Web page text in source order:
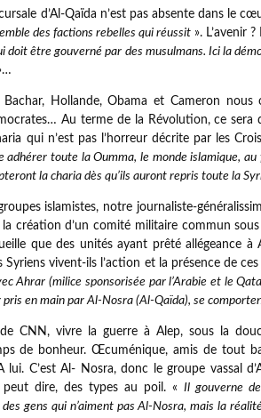
d’Al-Qaïda n’est pas absente dans le
des factions rebelles qui réussit ». L’avenir
doit être gouverné par des musulmans. Ici la
Hollande, Obama et Cameron
Au terme de la Révolution, ce sera
qui n’est pas l’horreur décrite par les
adhérer toute la Oumma, le monde islamique,
la charia dès qu’ils auront repris toute la
islamistes, notre journaliste-
création d’un comité militaire commun sous
que des unités ayant prêté allégeance à
Syriens vivent-ils l’action et la présence de
Ahrar (milice sponsorisée par l’Arabie et le
pris en main par Al-Nosra (Al-Qaïda), se
CNN, vivre la guerre à Alep, sous la
de bonheur. Œcuménique, amis de tout
lui. C’est Al- Nosra, donc le groupe vassal
peut dire, des types au poil. «Il gouverne
gens qui n’aiment pas Al-Nosra, mais la